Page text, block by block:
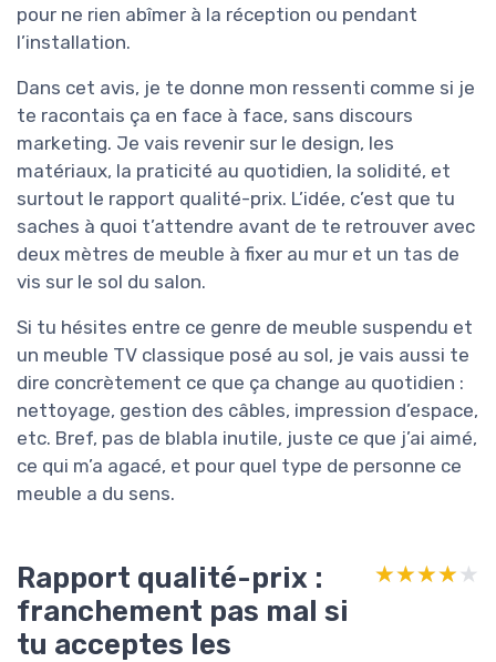
pour ne rien abîmer à la réception ou pendant
l’installation.
Dans cet avis, je te donne mon ressenti comme si je
te racontais ça en face à face, sans discours
marketing. Je vais revenir sur le design, les
matériaux, la praticité au quotidien, la solidité, et
surtout le rapport qualité-prix. L’idée, c’est que tu
saches à quoi t’attendre avant de te retrouver avec
deux mètres de meuble à fixer au mur et un tas de
vis sur le sol du salon.
Si tu hésites entre ce genre de meuble suspendu et
un meuble TV classique posé au sol, je vais aussi te
dire concrètement ce que ça change au quotidien :
nettoyage, gestion des câbles, impression d’espace,
etc. Bref, pas de blabla inutile, juste ce que j’ai aimé,
ce qui m’a agacé, et pour quel type de personne ce
meuble a du sens.
Rapport qualité-prix :
franchement pas mal si
tu acceptes les
★★★★★
★★★★★